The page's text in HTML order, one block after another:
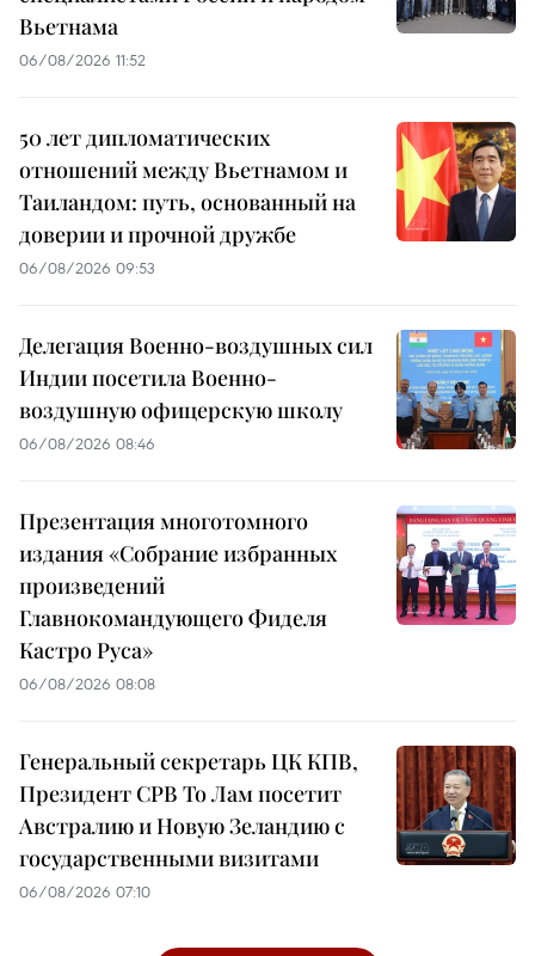
Вьетнама
06/08/2026 11:52
50 лет дипломатических
отношений между Вьетнамом и
Таиландом: путь, основанный на
доверии и прочной дружбе
06/08/2026 09:53
Делегация Военно-воздушных сил
Индии посетила Военно-
воздушную офицерскую школу
06/08/2026 08:46
Презентация многотомного
издания «Собрание избранных
произведений
Главнокомандующего Фиделя
Кастро Руса»
06/08/2026 08:08
Генеральный секретарь ЦК КПВ,
Президент СРВ То Лам посетит
Австралию и Новую Зеландию с
государственными визитами
06/08/2026 07:10